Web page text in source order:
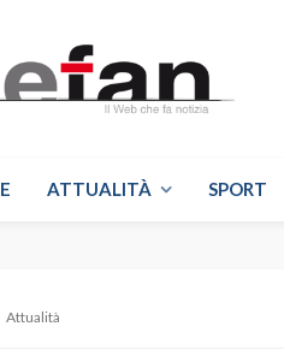
ATTUALITÀ SPORT
Attualità